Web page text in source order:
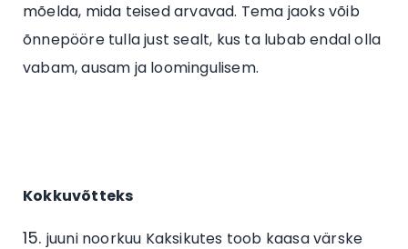
mõelda, mida teised arvavad. Tema jaoks võib
õnnepööre tulla just sealt, kus ta lubab endal olla
vabam, ausam ja loomingulisem.
Kokkuvõtteks
juuni noorkuu Kaksikutes toob kaasa värske